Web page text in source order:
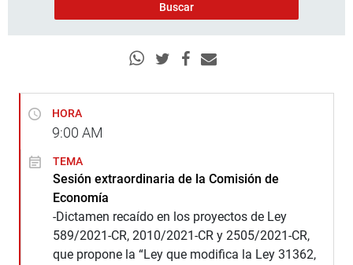
HORA
9:00 AM
TEMA
Sesión extraordinaria de la Comisión de
Economía
-Dictamen recaído en los proyectos de Ley
589/2021-CR, 2010/2021-CR y 2505/2021-CR,
que propone la “Ley que modifica la Ley 31362,